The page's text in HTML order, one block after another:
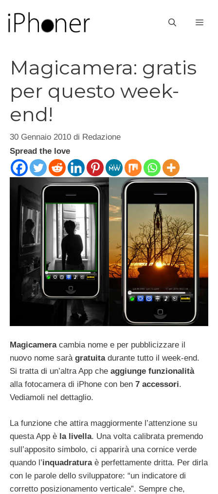
contenuto
Magicamera: gratis
per questo week-
end!
30 Gennaio 2010 di Redazione
Spread the love
Magicamera cambia nome e per pubblicizzare il
nuovo nome sarà gratuitadurante tutto il week-end.
Si tratta di un’altra App che aggiunge funzionalità
alla fotocamera di iPhone con ben 7 accessori.
Vediamoli nel dettaglio.
La funzione che attira maggiormente l’attenzione su
questa App è la livella. Una volta calibrata premendo
sull’apposito simbolo, ci apparirà una cornice verde
quando l’inquadraturaè perfettamente dritta. Per dirla
con le parole dello sviluppatore: “un indicatore di
corretto posizionamento verticale”. Sempre che,